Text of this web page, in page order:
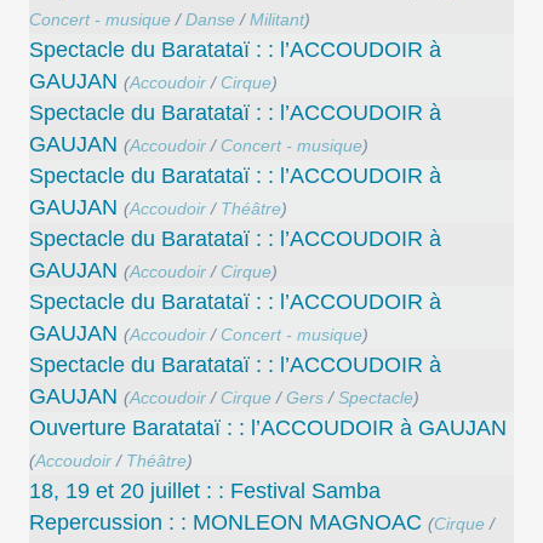
Concert - musique /Danse /Militant)
Spectacle du Baratataï : : l’ACCOUDOIR à
GAUJAN (Accoudoir / Cirque)
Spectacle du Baratataï : : l’ACCOUDOIR à
GAUJAN (Accoudoir / Concert - musique)
Spectacle du Baratataï : : l’ACCOUDOIR à
GAUJAN (Accoudoir / Théâtre)
Spectacle du Baratataï : : l’ACCOUDOIR à
GAUJAN (Accoudoir / Cirque)
Spectacle du Baratataï : : l’ACCOUDOIR à
GAUJAN (Accoudoir / Concert - musique)
Spectacle du Baratataï : : l’ACCOUDOIR à
GAUJAN (Accoudoir / Cirque /Gers /Spectacle)
Ouverture Baratataï : : l’ACCOUDOIR à GAUJAN
(Accoudoir / Théâtre)
18, 19 et 20 juillet : : Festival Samba
Repercussion : : MONLEON MAGNOAC (Cirque /